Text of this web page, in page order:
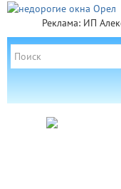
Реклама: ИП